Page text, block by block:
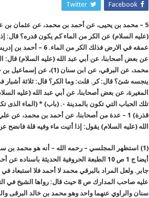
Facebook
Twitter
5 – محمد بن يحيى، عن أحمد بن محمد، عن عثمان بن
(عليه السلام) عن الكر من الماء كم يكون قدره؟ قال:
عمقه في الارض فذلك
محمد، عن البرقي، عن ابن
المغيرة، عن بعض أصحابنا، عن أبي عبد الله (عليه
تلك الحباب التي تكون بالمدينة -. (باب) * (الماء الذى
قذرة) 1 – عدة من أصحابنا، عن أحمد بن محمد،
الله (عليه السلام) يقول: إذا أتيت ماء وفيه قلة
أيضا ج 1 ص 10 الطبعة الحروفية الحديثة
جابر. ولعل المراد بالبرقي محمد لا أحمد فلا
عليه صاحب المدارك ص 8 حيث قال:
سنان والراوي عنهما واحد وهو محمد بن خالد البرقى